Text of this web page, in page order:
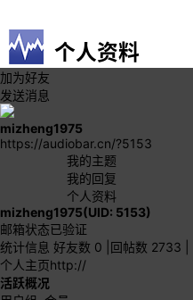
个人资料
加为好友
发送消息
mizheng1975
https://audiobar.cn/?5153
我的主题
我的回复
个人资料
mizheng1975(UID: 5153)
邮箱状态已验证
统计信息 好友数 0 回帖数 2733
个人主页http://
活跃概况